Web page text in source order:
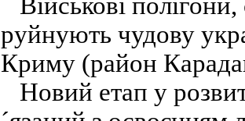
руйнують чудову
Криму (район
Новий етап у